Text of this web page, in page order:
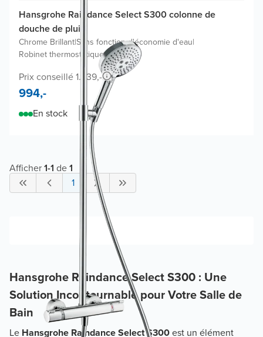
Hansgrohe Raindance Select S300 colonne de
douche de pluie
Chrome Brillant|Sans fonction d'économie d'eau|
Robinet thermostatique
Prix conseillé 1.839,-
994,-
En stock
Afficher1-1 de1
1
Hansgrohe Raindance Select S300 : Une
Solution Incontournable pour Votre Salle de
Bain
Le Hansgrohe Raindance Select S300est un élément